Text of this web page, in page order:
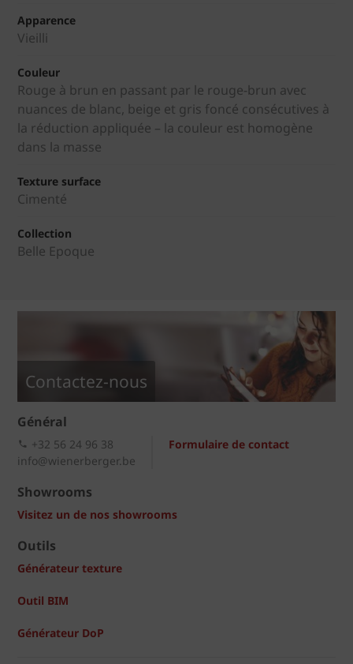
Apparence
Vieilli
Couleur
Rouge à brun en passant par le rouge-brun avec
nuances de blanc, beige et gris foncé consécutives à
la réduction appliquée – la couleur est homogène
dans la masse
Texture surface
Cimenté
Collection
Belle Epoque
Contactez-nous
Général
Formulaire de contact
+32 56 24 96 38
info@wienerberger.be
Showrooms
Visitez un de nos showrooms
Outils
Générateur texture
Outil BIM
Générateur DoP